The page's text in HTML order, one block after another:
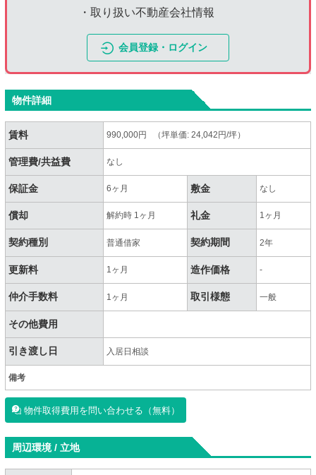
・取り扱い不動産会社情報
会員登録・ログイン
物件詳細
賃料 990,000円 （坪単価: 24,042円/坪）
管理費/共益費 なし
保証金 6ヶ月 敷金 なし
償却 解約時 1ヶ月 礼金 1ヶ月
契約種別 普通借家 契約期間 2年
更新料 1ヶ月 造作価格 -
仲介手数料 1ヶ月 取引様態 一般
その他費用
引き渡し日 入居日相談
備考
物件取得費用を問い合わせる（無料）
周辺環境 / 立地